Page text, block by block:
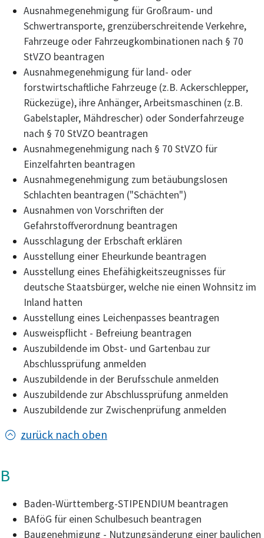
Ausnahmegenehmigung für Großraum- und
Schwertransporte, grenzüberschreitende Verkehre,
Fahrzeuge oder Fahrzeugkombinationen nach § 70
StVZO beantragen
Ausnahmegenehmigung für land- oder
forstwirtschaftliche Fahrzeuge (z.B. Ackerschlepper,
Rückezüge), ihre Anhänger, Arbeitsmaschinen (z.B.
Gabelstapler, Mähdrescher) oder Sonderfahrzeuge
nach § 70 StVZO beantragen
Ausnahmegenehmigung nach § 70 StVZO für
Einzelfahrten beantragen
Ausnahmegenehmigung zum betäubungslosen
Schlachten beantragen ("Schächten")
Ausnahmen von Vorschriften der
Gefahrstoffverordnung beantragen
Ausschlagung der Erbschaft erklären
Ausstellung einer Eheurkunde beantragen
Ausstellung eines Ehefähigkeitszeugnisses für
deutsche Staatsbürger, welche nie einen Wohnsitz im
Inland hatten
Ausstellung eines Leichenpasses beantragen
Ausweispflicht - Befreiung beantragen
Auszubildende im Obst- und Gartenbau zur
Abschlussprüfung anmelden
Auszubildende in der Berufsschule anmelden
Auszubildende zur Abschlussprüfung anmelden
Auszubildende zur Zwischenprüfung anmelden
zurück nach oben
B
Baden-Württemberg-STIPENDIUM beantragen
BAföG für einen Schulbesuch beantragen
Baugenehmigung - Nutzungsänderung einer baulichen